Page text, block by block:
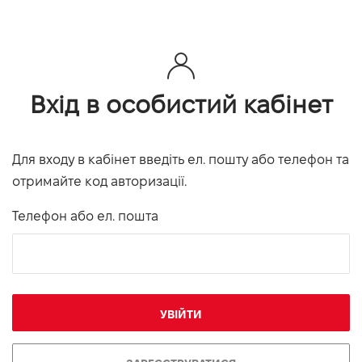
Вхід в особистий кабінет
Для входу в кабінет введіть ел. пошту або телефон та
отримайте код авторизації.
Телефон або ел. пошта
УВІЙТИ